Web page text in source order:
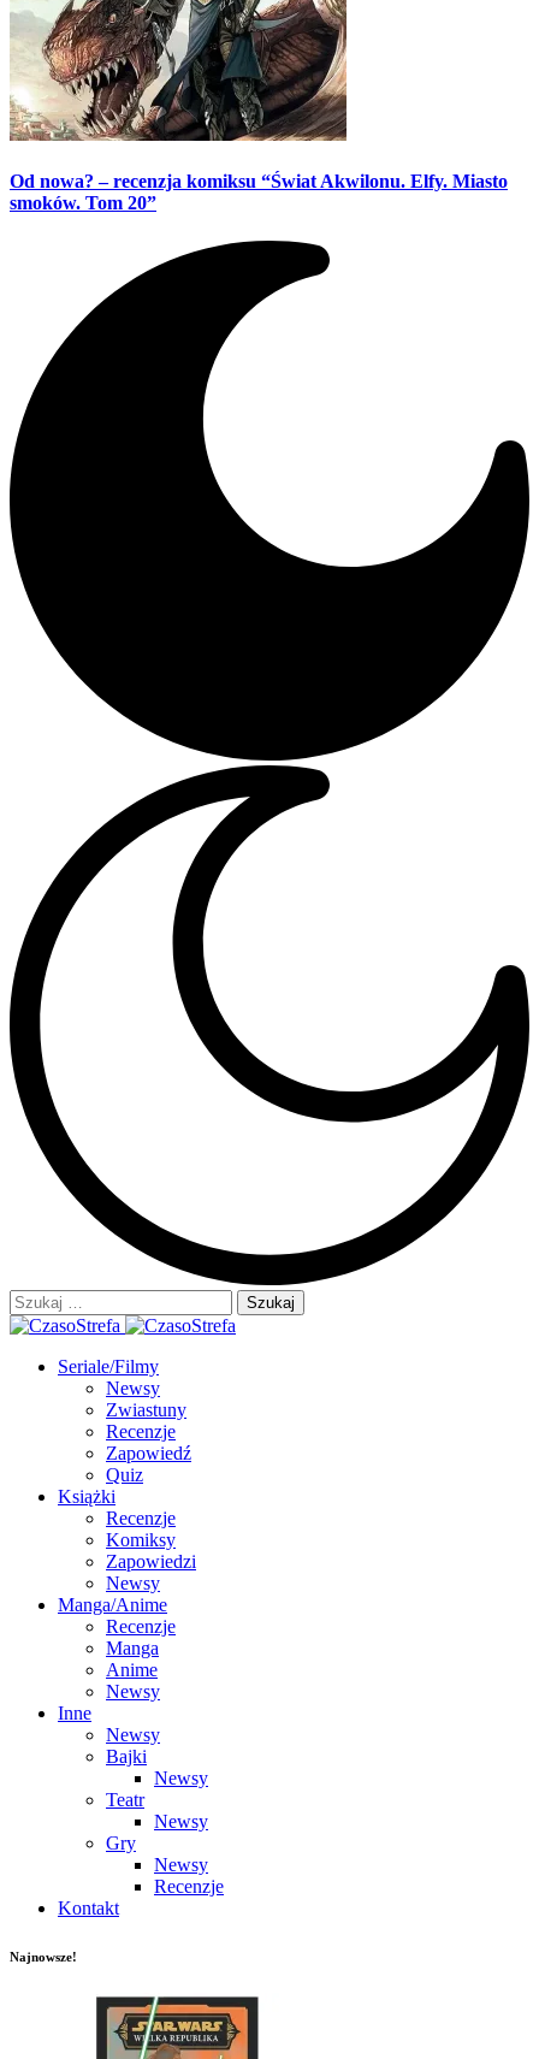
Od nowa? – recenzja komiksu “Świat Akwilonu. Elfy. Miasto
smoków. Tom 20”
Szukaj:
Seriale/Filmy
Newsy
Zwiastuny
Recenzje
Zapowiedź
Quiz
Książki
Recenzje
Komiksy
Zapowiedzi
Newsy
Manga/Anime
Recenzje
Manga
Anime
Newsy
Inne
Newsy
Bajki
Newsy
Teatr
Newsy
Gry
Newsy
Recenzje
Kontakt
Najnowsze!